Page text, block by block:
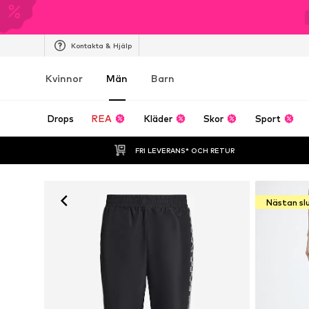
Kontakta & Hjälp
Kvinnor Män Barn
Drops REA Kläder Skor Sport
FRI LEVERANS* OCH RETUR
Nästan